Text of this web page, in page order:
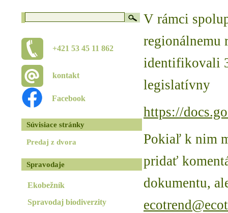
+421 53 45 11 862
kontakt
Facebook
Súvisiace stránky
Predaj z dvora
Spravodaje
Ekobežník
Spravodaj biodiverzity
V rámci
regionálnemu
identifikovali
legislatívny
https://
Pokiaľ k nim
pridať
dokumentu,